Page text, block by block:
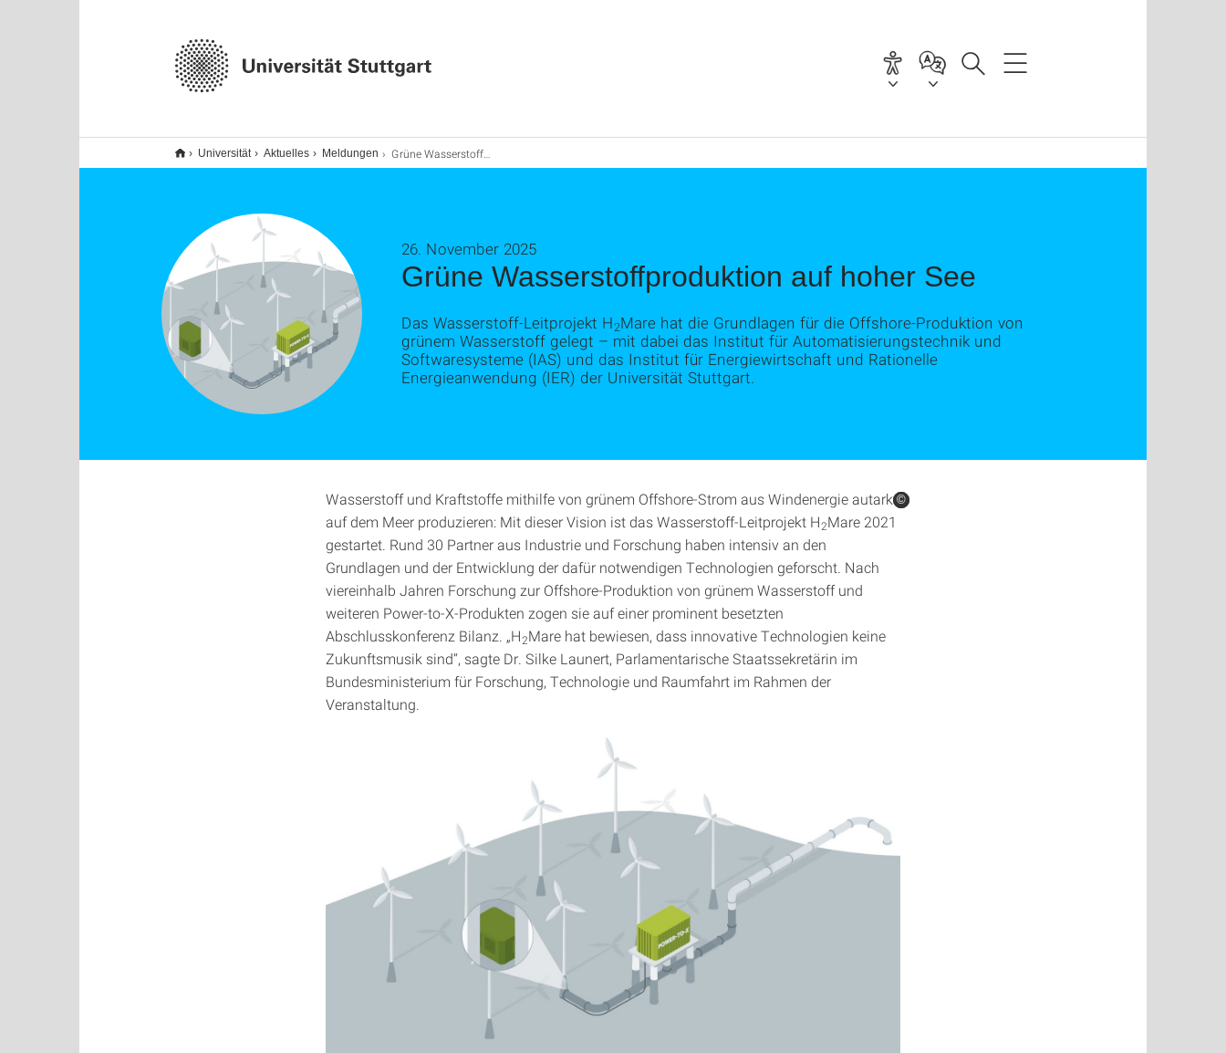
Universität Aktuelles Meldungen Grüne Wasserstoffproduktion auf hoher See
Grüne Wasserstoffproduktion auf hoher See
26. November 2025
Das Wasserstoff-Leitprojekt H2Mare hat die Grundlagen für die Offshore-Produktion von
grünem Wasserstoff gelegt – mit dabei das Institut für Automatisierungstechnik und
Softwaresysteme (IAS) und das Institut für Energiewirtschaft und Rationelle
Energieanwendung (IER) der Universität Stuttgart.
Wasserstoff und Kraftstoffe mithilfe von grünem Offshore-Strom aus Windenergie autark
auf dem Meer produzieren: Mit dieser Vision ist das Wasserstoff-Leitprojekt H2Mare 2021
gestartet. Rund 30 Partner aus Industrie und Forschung haben intensiv an den
Grundlagen und der Entwicklung der dafür notwendigen Technologien geforscht. Nach
viereinhalb Jahren Forschung zur Offshore-Produktion von grünem Wasserstoff und
weiteren Power-to-X-Produkten zogen sie auf einer prominent besetzten
Abschlusskonferenz Bilanz. „H2Mare hat bewiesen, dass innovative Technologien keine
Zukunftsmusik sind“, sagte Dr. Silke Launert, Parlamentarische Staatssekretärin im
Bundesministerium für Forschung, Technologie und Raumfahrt im Rahmen der
Veranstaltung.
©
©
©